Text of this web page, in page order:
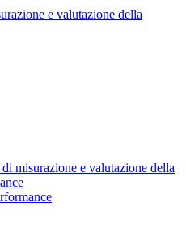
e valutazione della
di misurazione e valutazione della